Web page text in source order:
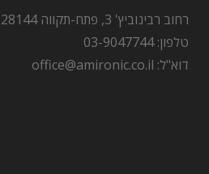
רחוב רבינוביץ' 3, פתח-תקווה 4928144.
טלפון: 03-9047744
דוא"ל: office@amironic.co.il